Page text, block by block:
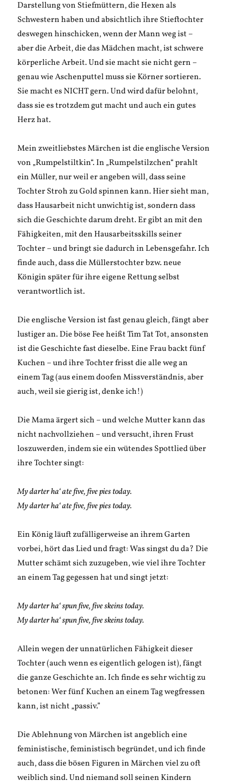
Darstellung von Stiefmüttern, die Hexen als
Schwestern haben und absichtlich ihre Stieftochter
deswegen hinschicken, wenn der Mann weg ist –
aber die Arbeit, die das Mädchen macht, ist schwere
körperliche Arbeit. Und sie macht sie nicht gern –
genau wie Aschenputtel muss sie Körner sortieren.
Sie macht es NICHT gern. Und wird dafür belohnt,
dass sie es trotzdem gut macht und auch ein gutes
Herz hat.
Mein zweitliebstes Märchen ist die englische Version
von „Rumpelstiltkin“. In „Rumpelstilzchen“ prahlt
ein Müller, nur weil er angeben will, dass seine
Tochter Stroh zu Gold spinnen kann. Hier sieht man,
dass Hausarbeit nicht unwichtig ist, sondern dass
sich die Geschichte darum dreht. Er gibt an mit den
Fähigkeiten, mit den Hausarbeitsskills seiner
Tochter – und bringt sie dadurch in Lebensgefahr. Ich
finde auch, dass die Müllerstochter bzw. neue
Königin später für ihre eigene Rettung selbst
verantwortlich ist.
Die englische Version ist fast genau gleich, fängt aber
lustiger an. Die böse Fee heißt Tim Tat Tot, ansonsten
ist die Geschichte fast dieselbe. Eine Frau backt fünf
Kuchen – und ihre Tochter frisst die alle weg an
einem Tag (aus einem doofen Missverständnis, aber
auch, weil sie gierig ist, denke ich!)
Die Mama ärgert sich – und welche Mutter kann das
nicht nachvollziehen – und versucht, ihren Frust
loszuwerden, indem sie ein wütendes Spottlied über
ihre Tochter singt:
My darter ha‘ ate five, five pies today.
My darter ha‘ ate five, five pies today.
Ein König läuft zufälligerweise an ihrem Garten
vorbei, hört das Lied und fragt: Was singst du da? Die
Mutter schämt sich zuzugeben, wie viel ihre Tochter
an einem Tag gegessen hat und singt jetzt:
My darter ha‘ spun five, five skeins today.
My darter ha‘ spun five, five skeins today.
Allein wegen der unnatürlichen Fähigkeit dieser
Tochter (auch wenn es eigentlich gelogen ist), fängt
die ganze Geschichte an. Ich finde es sehr wichtig zu
betonen: Wer fünf Kuchen an einem Tag wegfressen
kann, ist nicht „passiv.”
Die Ablehnung von Märchen ist angeblich eine
feministische, feministisch begründet, und ich finde
auch, dass die bösen Figuren in Märchen viel zu oft
weiblich sind. Und niemand soll seinen Kindern